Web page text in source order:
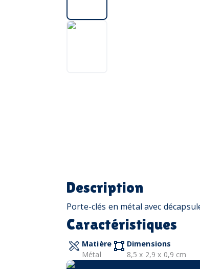
Description
Porte-clés en métal avec
Caractéristiques
Matière
Métal
Dimensions
8,5 x 2,9 x 0,9 cm